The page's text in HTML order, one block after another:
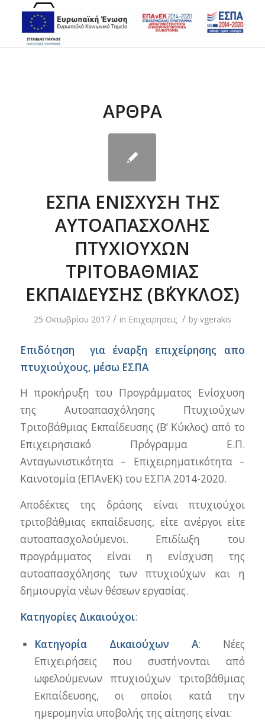
ΆΡΘΡΑ
ΕΣΠΑ ΕΝΙΣΧΥΣΗ ΤΗΣ
ΑΥΤΟΑΠΑΣΧΟΛΗΣ
ΠΤΥΧΙΟΥΧΩΝ
ΤΡΙΤΟΒΑΘΜΙΑΣ
ΕΚΠΑΙΔΕΥΣΗΣ (Β΄ΚΥΚΛΟΣ)
25 Οκτωβρίου 2017 / in Επιχειρησεις / by vgerakis
Επιδότηση για έναρξη επιχείρησης απο
πτυχιούχους, μέσω ΕΣΠΑ
Η προκήρυξη του Προγράμματος Ενίσχυση
της Αυτοαπασχόλησης Πτυχιούχων
Τριτοβάθμιας Εκπαίδευσης (B’ Κύκλος) από το
Επιχειρησιακό Πρόγραμμα Ε.Π.
Ανταγωνιστικότητα – Επιχειρηματικότητα –
Καινοτομία (ΕΠΑνΕΚ) του ΕΣΠΑ 2014-2020.
Αποδέκτες της δράσης είναι πτυχιούχοι
τριτοβάθμιας εκπαίδευσης, είτε ανέργοι είτε
αυτοαπασχολούμενοι. Επιδίωξη του
προγράμματος είναι η ενίσχυση της
αυτοαπασχόλησης των πτυχιούχων και η
δημιουργία νέων θέσεων εργασίας.
Κατηγορίες Δικαιούχοι:
Κατηγορία Δικαιούχων Α: Νέες
Επιχειρήσεις που συστήνονται από
ωφελούμενων πτυχιούχων τριτοβάθμιας
Εκπαίδευσης, οι οποίοι κατά την
ημερομηνία υποβολής της αίτησης είναι: